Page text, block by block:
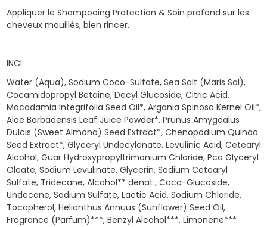
Appliquer le Shampooing Protection & Soin profond sur les
cheveux mouillés, bien rincer.
INCI:
Water (Aqua), Sodium Coco-Sulfate, Sea Salt (Maris Sal),
Cocamidopropyl Betaine, Decyl Glucoside, Citric Acid,
Macadamia Integrifolia Seed Oil*, Argania Spinosa Kernel Oil*,
Aloe Barbadensis Leaf Juice Powder*, Prunus Amygdalus
Dulcis (Sweet Almond) Seed Extract*, Chenopodium Quinoa
Seed Extract*, Glyceryl Undecylenate, Levulinic Acid, Cetearyl
Alcohol, Guar Hydroxypropyltrimonium Chloride, Pca Glyceryl
Oleate, Sodium Levulinate, Glycerin, Sodium Cetearyl
Sulfate, Tridecane, Alcohol** denat., Coco-Glucoside,
Undecane, Sodium Sulfate, Lactic Acid, Sodium Chloride,
Tocopherol, Helianthus Annuus (Sunflower) Seed Oil,
Fragrance (Parfum)***, Benzyl Alcohol***, Limonene***